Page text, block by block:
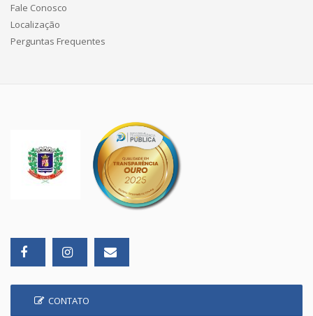
Fale Conosco
Localização
Perguntas Frequentes
CONTATO